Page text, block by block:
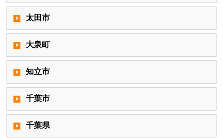
太田市
大泉町
知立市
千葉市
千葉県